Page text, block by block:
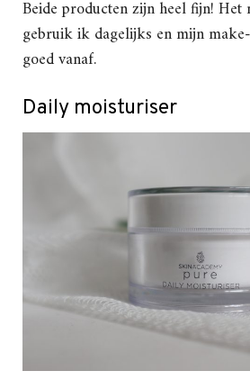
Beide producten zijn heel fijn!
gebruik ik dagelijks en mijn
goed vanaf.
Daily moisturiser